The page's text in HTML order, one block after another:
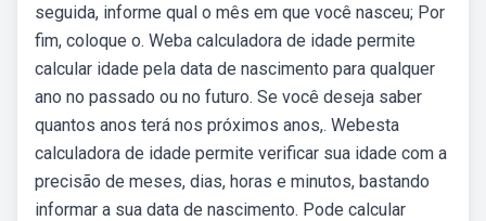
seguida, informe qual o mês em que você nasceu; Por
fim, coloque o. Weba calculadora de idade permite
calcular idade pela data de nascimento para qualquer
ano no passado ou no futuro. Se você deseja saber
quantos anos terá nos próximos anos,. Webesta
calculadora de idade permite verificar sua idade com a
precisão de meses, dias, horas e minutos, bastando
informar a sua data de nascimento. Pode calcular